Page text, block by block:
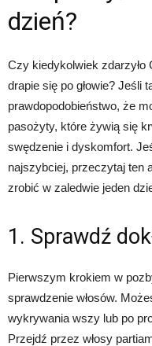
dzień?
Czy kiedykolwiek
drapie się po głowie? Jeśli
prawdopodobieństwo, że
pasożyty, które żywią się
swędzenie i dyskomfort.
najszybciej, przeczytaj ten
zrobić w zaledwie jeden
1. Sprawdź
Pierwszym krokiem w
sprawdzenie włosów.
wykrywania wszy lub po
Przejdź przez włosy